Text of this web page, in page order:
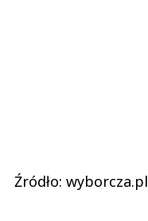
Źródło: wyborcza.pl